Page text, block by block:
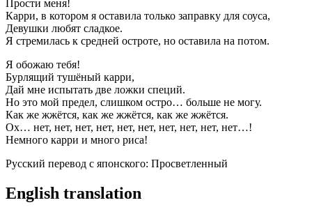
Прости меня!
Карри, в котором я оставила только заправку для соуса,
Девушки любят сладкое.
Я стремилась к средней остроте, но оставила на потом.
Я обожаю тебя!
Бурлящий тушёный карри,
Дай мне испытать две ложки специй.
Но это мой предел, слишком остро… больше не могу.
Как же жжётся, как же жжётся, как же жжётся.
Ох… нет, нет, нет, нет, нет, нет, нет, нет, нет, нет…!
Немного карри и много риса!
Русский перевод с японского: Просветленный
English translation